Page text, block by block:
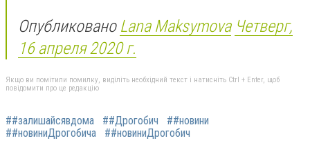
Опубликовано Lana Maksymova Четверг,
16 апреля 2020 г.
Якщо ви помітили помилку, виділіть необхідний текст і натисніть Ctrl + Enter, щоб
повідомити про це редакцію
##залишайсявдома ##Дрогобич
##новини
##новиниДрогобича
##новиниДрогобич